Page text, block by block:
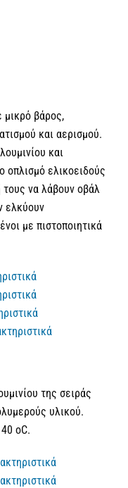
μικρό βάρος,
και αερισμού.
και
οπλισμό ελικοειδούς
να λάβουν οβάλ
ελκύουν
με πιστοποιητικά
της σειράς
υλικού.
οC.